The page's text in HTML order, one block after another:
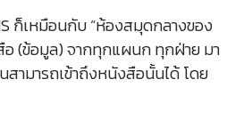
ก็เหมือนกับ “ห้องสมุดกลางของ
อ (ข้อมูล) จากทุกแผนก ทุกฝ่าย มา
สามารถเข้าถึงหนังสือนั้นได้ โดย